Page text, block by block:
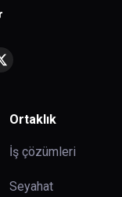
Ortaklık
İş çözümleri
Seyahat